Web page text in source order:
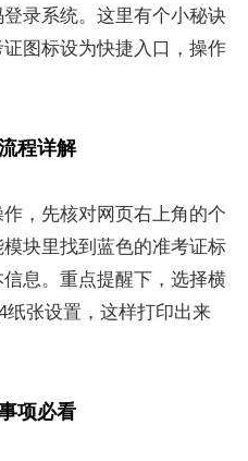
录系统。这里有个小秘诀
图标设为快捷入口，操作
程详解
，先核对网页右上角的个
块里找到蓝色的准考证标
息。重点提醒下，选择横
纸张设置，这样打印出来
项必看